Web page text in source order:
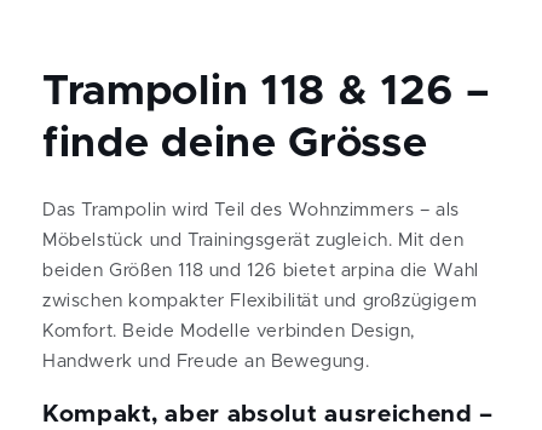
Trampolin 118 & 126 –
finde deine Grösse
Das Trampolin wird Teil des Wohnzimmers – als
Möbelstück und Trainingsgerät zugleich. Mit den
beiden Größen 118 und 126 bietet arpina die Wahl
zwischen kompakter Flexibilität und großzügigem
Komfort. Beide Modelle verbinden Design,
Handwerk und Freude an Bewegung.
Kompakt, aber absolut ausreichend –